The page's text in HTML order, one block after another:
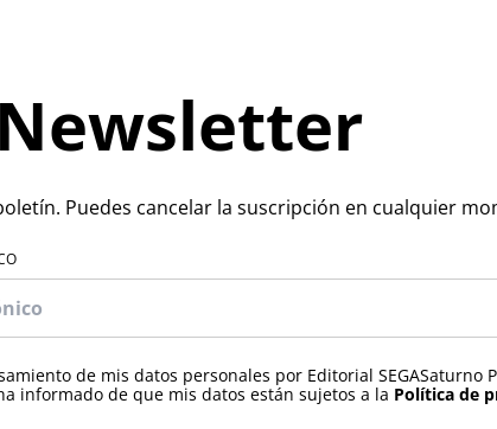
Newsletter
Puedes cancelar la suscripción en cualquier
de mis datos personales por Editorial SEGASaturno
informado de que mis datos están sujetos a la Política de